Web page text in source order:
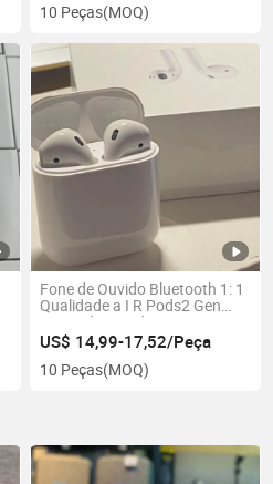
10 Peças(MOQ)
Fone de Ouvido Bluetooth 1: 1
Qualidade a I R Pods2 Gen
Fones de Ouvido Sem Fio
US$ 14,99-17,52/Peça
10 Peças(MOQ)